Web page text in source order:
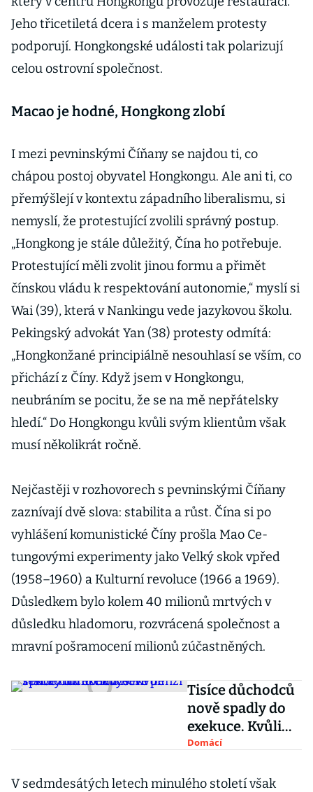
Jeho třicetiletá dcera i s manželem protesty
podporují. Hongkongské události tak polarizují
celou ostrovní společnost.
Macao je hodné, Hongkong zlobí
I mezi pevninskými Číňany se najdou ti, co
chápou postoj obyvatel Hongkongu. Ale ani ti, co
přemýšlejí v kontextu západního liberalismu, si
nemyslí, že protestující zvolili správný postup.
„Hongkong je stále důležitý, Čína ho potřebuje.
Protestující měli zvolit jinou formu a přimět
čínskou vládu k respektování autonomie,“ myslí si
Wai (39), která v Nankingu vede jazykovou školu.
Pekingský advokát Yan (38) protesty odmítá:
„Hongkonžané principiálně nesouhlasí se vším, co
přichází z Číny. Když jsem v Hongkongu,
neubráním se pocitu, že se na mě nepřátelsky
hledí.“ Do Hongkongu kvůli svým klientům však
musí několikrát ročně.
Nejčastěji v rozhovorech s pevninskými Číňany
zaznívají dvě slova: stabilita a růst. Čína si po
vyhlášení komunistické Číny prošla Mao Ce-
tungovými experimenty jako Velký skok vpřed
(1958–1960) a Kulturní revoluce (1966 a 1969).
Důsledkem bylo kolem 40 milionů mrtvých v
důsledku hladomoru, rozvrácená společnost a
mravní pošramocení milionů zúčastněných.
Tisíce důchodců
nově spadly do
exekuce. Kvůli
rekordnímu
Domácí
V sedmdesátých letech minulého století však